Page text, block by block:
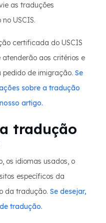
as traduções
USCIS.
certificada do USCIS
atenderão aos critérios e
de imigração. Se
sobre a tradução
artigo.
tradução
os idiomas usados, o
específicos da
da tradução. Se desejar,
tradução.